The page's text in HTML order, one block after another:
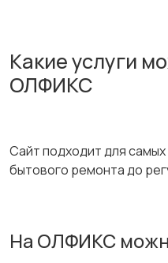
Какие услуги
ОЛФИКС
Сайт подходит для
бытового ремонта до
На ОЛФИКС